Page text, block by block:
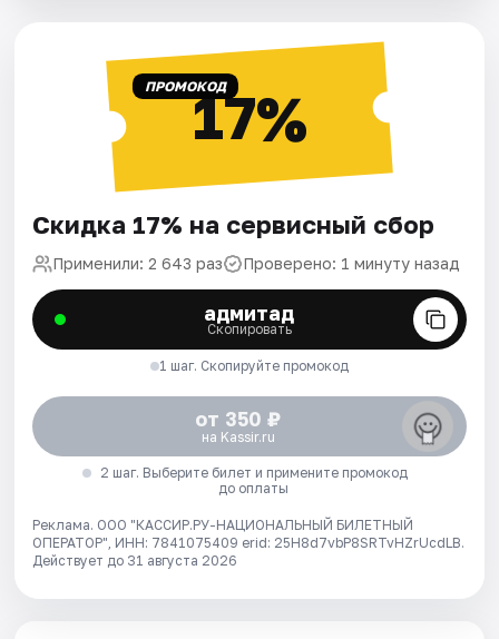
ПРОМОКОД17%
Скидка 17% на сервисный сбор
Применили: 2 643 раз Проверено: 1 минуту назад
адмитад
Скопировать
1 шаг. Скопируйте промокод
от 350 ₽
на Kassir.ru
2 шаг. Выберите билет и примените промокод
до оплаты
Реклама. ООО "КАССИР.РУ-НАЦИОНАЛЬНЫЙ БИЛЕТНЫЙ
ОПЕРАТОР", ИНН: 7841075409 erid: 25H8d7vbP8SRTvHZrUcdLB.
Действует до 31 августа 2026